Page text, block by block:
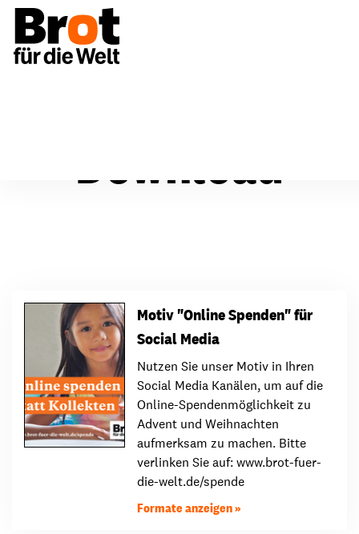
Download
Motiv "Online Spenden" für
Social Media
Nutzen Sie unser Motiv in Ihren
Social Media Kanälen, um auf die
Online-Spendenmöglichkeit zu
Advent und Weihnachten
aufmerksam zu machen. Bitte
verlinken Sie auf: www.brot-fuer-
die-welt.de/spende
Formate anzeigen